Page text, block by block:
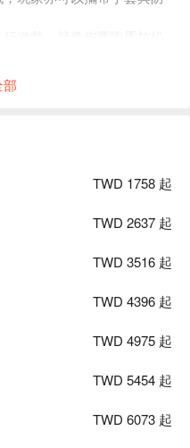
穿著全包的鞋子，請勿穿
包覆腳部的鞋子。建議不
、骨質疏鬆或者正處於懷
含）以下僅可遊玩 64 格及
果參加者有其他健康狀
前，先諮詢醫療專業人員
本活動。
擇：僅可遊玩 64 格及 64
由法定監護人陪同。
，仍需全程由法定監護人
玩家)
可以參與遊戲，但需
少有一位成人陪同下場進
年玩家)
若監護人不陪同到
簽署風險聲明書，並於活
同等規格的服務品質及歡
TWD 1758 起
TWD 2637 起
TWD 3516 起
TWD 4396 起
TWD 4975 起
TWD 5454 起
TWD 6073 起